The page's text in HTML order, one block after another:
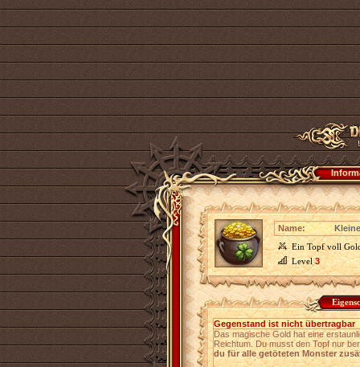
Name:
Ein Topf voll
Level3
Gegenstand ist nicht übertragbar
Das magische Gold hat eine
Reichtum. Du musst den Topf nur
du für alle getöteten Monster